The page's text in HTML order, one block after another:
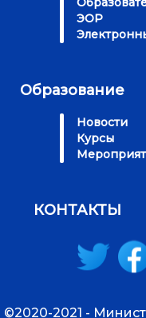
ЭОР
Образование
Новости
Курсы
КОНТАКТЫ
©2020-2021 -